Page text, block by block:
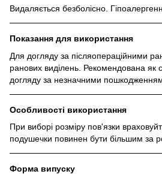
Видаляється безболісно.
Показання для використання
Для догляду за післяопераційними
ранових виділень. Рекомендована як
догляду за незначними
Особливості використання
При виборі розміру пов'язки
подушечки повинен бути більшим за
Форма випуску